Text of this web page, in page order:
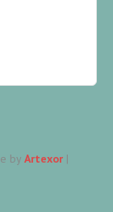
by Artexor |